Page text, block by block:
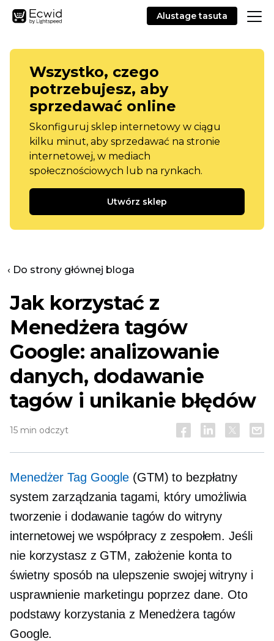
Alustage tasuta
Wszystko, czego
potrzebujesz, aby
sprzedawać online
Skonfiguruj sklep internetowy w ciągu
kilku minut, aby sprzedawać na stronie
internetowej, w mediach
społecznościowych lub na rynkach.
Utwórz sklep
‹ Do strony głównej bloga
Jak korzystać z
Menedżera tagów
Google: analizowanie
danych, dodawanie
tagów i unikanie błędów
15 min odczyt
Menedżer Tag Google (GTM) to bezpłatny
system zarządzania tagami, który umożliwia
tworzenie i dodawanie tagów do witryny
internetowej we współpracy z zespołem. Jeśli
nie korzystasz z GTM, założenie konta to
świetny sposób na ulepszenie swojej witryny i
usprawnienie marketingu poprzez dane. Oto
podstawy korzystania z Menedżera tagów
Google.